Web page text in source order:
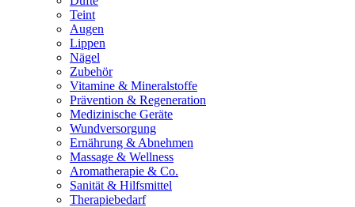
Teint
Augen
Lippen
Nägel
Zubehör
Vitamine & Mineralstoffe
Prävention & Regeneration
Medizinische Geräte
Wundversorgung
Ernährung & Abnehmen
Massage & Wellness
Aromatherapie & Co.
Sanität & Hilfsmittel
Therapiebedarf